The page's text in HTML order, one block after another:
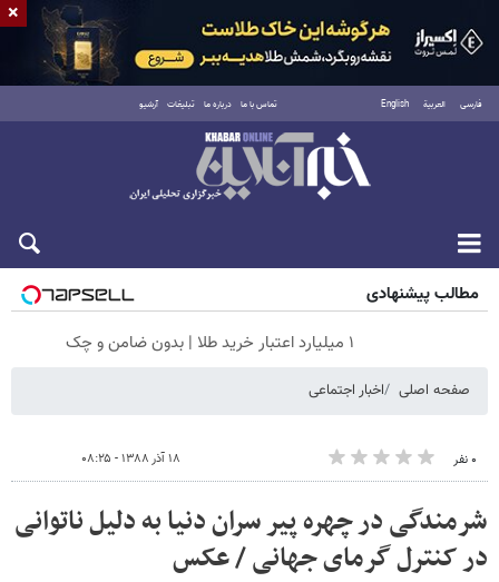
فارسی العربية English تماس با ما درباره ما تبلیغات آرشیو
جمعه ۱۶ مرداد ۱۴۰۵
مطالب پیشنهادی
۱ میلیارد اعتبار خرید طلا | بدون ضامن و چک
صفحه اصلی اخبار اجتماعی
۰ نفر ۱۸ آذر ۱۳۸۸ - ۰۸:۲۵
شرمندگی در چهره پیر سران دنیا به دلیل ناتوانی
در کنترل گرمای جهانی / عکس
×